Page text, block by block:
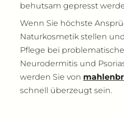
behutsam gepresst
Wenn Sie höchste
Naturkosmetik stellen
Pflege bei
Neurodermitis und
werden Sie von
schnell überzeugt sein.